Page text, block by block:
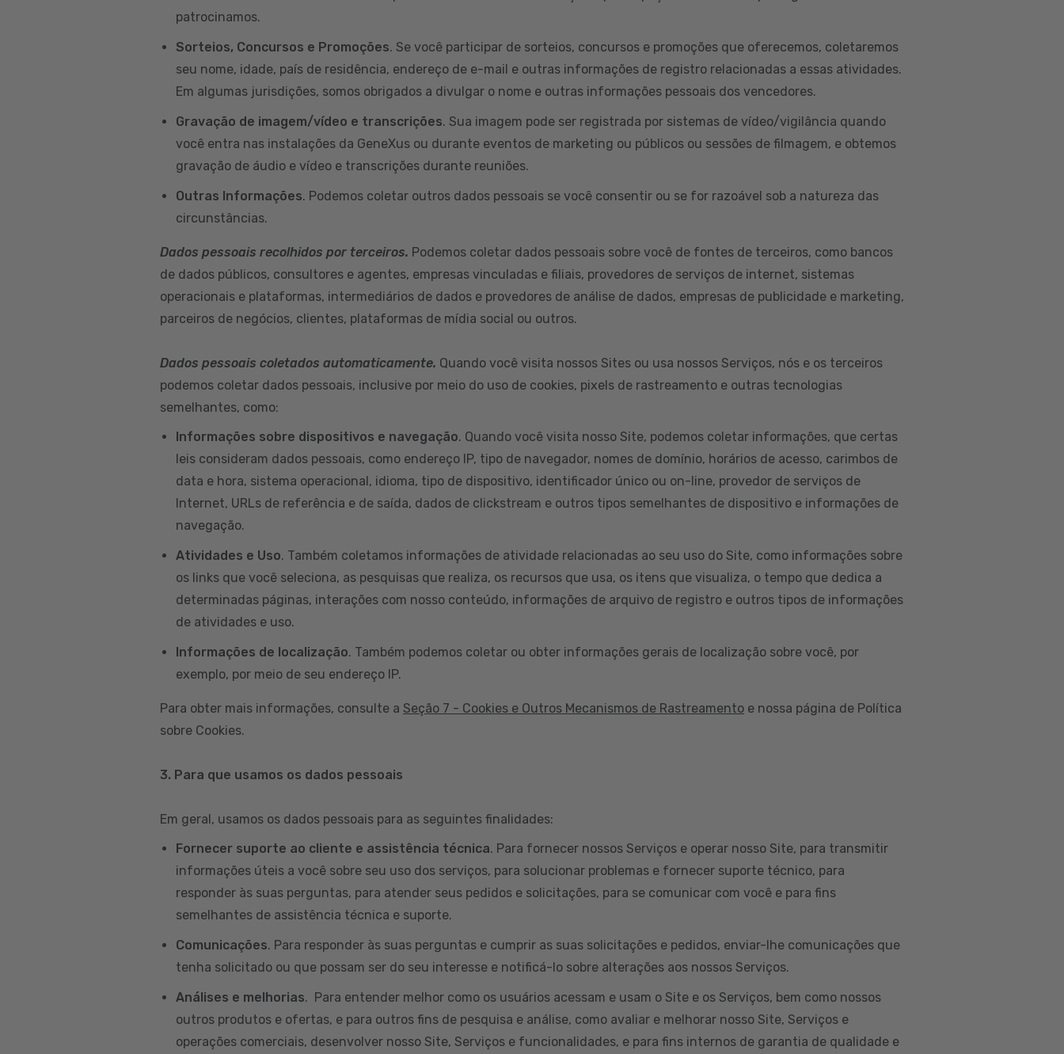
patrocinamos.
Sorteios, Concursos e Promoções. Se você participar de sorteios, concursos e promoções que oferecemos, coletaremos
seu nome, idade, país de residência, endereço de e-mail e outras informações de registro relacionadas a essas atividades.
Em algumas jurisdições, somos obrigados a divulgar o nome e outras informações pessoais dos vencedores.
Gravação de imagem/vídeo e transcrições. Sua imagem pode ser registrada por sistemas de vídeo/vigilância quando
você entra nas instalações da GeneXus ou durante eventos de marketing ou públicos ou sessões de filmagem, e obtemos
gravação de áudio e vídeo e transcrições durante reuniões.
Outras Informações. Podemos coletar outros dados pessoais se você consentir ou se for razoável sob a natureza das
circunstâncias.
Dados pessoais recolhidos por terceiros. Podemos coletar dados pessoais sobre você de fontes de terceiros, como bancos
de dados públicos, consultores e agentes, empresas vinculadas e filiais, provedores de serviços de internet, sistemas
operacionais e plataformas, intermediários de dados e provedores de análise de dados, empresas de publicidade e marketing,
parceiros de negócios, clientes, plataformas de mídia social ou outros.
Dados pessoais coletados automaticamente. Quando você visita nossos Sites ou usa nossos Serviços, nós e os terceiros
podemos coletar dados pessoais, inclusive por meio do uso de cookies, pixels de rastreamento e outras tecnologias
semelhantes, como:
Informações sobre dispositivos e navegação. Quando você visita nosso Site, podemos coletar informações, que certas
leis consideram dados pessoais, como endereço IP, tipo de navegador, nomes de domínio, horários de acesso, carimbos de
data e hora, sistema operacional, idioma, tipo de dispositivo, identificador único ou on-line, provedor de serviços de
Internet, URLs de referência e de saída, dados de clickstream e outros tipos semelhantes de dispositivo e informações de
navegação.
Atividades e Uso. Também coletamos informações de atividade relacionadas ao seu uso do Site, como informações sobre
os links que você seleciona, as pesquisas que realiza, os recursos que usa, os itens que visualiza, o tempo que dedica a
determinadas páginas, interações com nosso conteúdo, informações de arquivo de registro e outros tipos de informações
de atividades e uso.
Informações de localização. Também podemos coletar ou obter informações gerais de localização sobre você, por
exemplo, por meio de seu endereço IP.
Para obter mais informações, consulte a Seção 7 - Cookies e Outros Mecanismos de Rastreamento e nossa página de Política
sobre Cookies.
3. Para que usamos os dados pessoais
Em geral, usamos os dados pessoais para as seguintes finalidades:
Fornecer suporte ao cliente e assistência técnica. Para fornecer nossos Serviços e operar nosso Site, para transmitir
informações úteis a você sobre seu uso dos serviços, para solucionar problemas e fornecer suporte técnico, para
responder às suas perguntas, para atender seus pedidos e solicitações, para se comunicar com você e para fins
semelhantes de assistência técnica e suporte.
Comunicações. Para responder às suas perguntas e cumprir as suas solicitações e pedidos, enviar-lhe comunicações que
tenha solicitado ou que possam ser do seu interesse e notificá-lo sobre alterações aos nossos Serviços.
Análises e melhorias. Para entender melhor como os usuários acessam e usam o Site e os Serviços, bem como nossos
outros produtos e ofertas, e para outros fins de pesquisa e análise, como avaliar e melhorar nosso Site, Serviços e
operações comerciais, desenvolver nosso Site, Serviços e funcionalidades, e para fins internos de garantia de qualidade e